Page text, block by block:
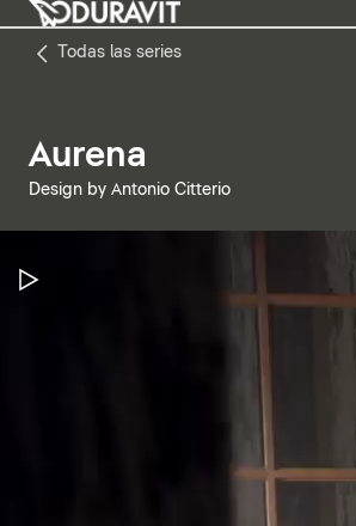
Todas las series
Aurena
Design by Antonio Citterio
Pausar vídeo